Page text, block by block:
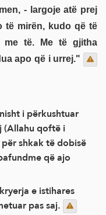
- largoje atë prej
të mirën, kudo që të
me të. Me të gjitha
apo që i urrej."
(Allahu qoftë i
shkak të dobisë
që ajo
e istihares
pas saj.